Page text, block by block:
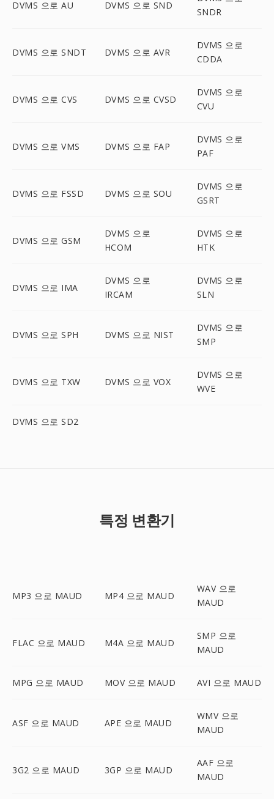
DVMS 으로 AU DVMS 으로 SND
SNDR
DVMS 으로 SNDT DVMS 으로 AVR
DVMS 으로
CDDA
DVMS 으로 CVS DVMS 으로 CVSD
DVMS 으로
CVU
DVMS 으로 VMS DVMS 으로 FAP
DVMS 으로
PAF
DVMS 으로 FSSD DVMS 으로 SOU
DVMS 으로
GSRT
DVMS 으로 GSM
DVMS 으로
HCOM
DVMS 으로
HTK
DVMS 으로 IMA
DVMS 으로
IRCAM
DVMS 으로
SLN
DVMS 으로 SPH DVMS 으로 NIST
DVMS 으로
SMP
DVMS 으로 TXW DVMS 으로 VOX
DVMS 으로
WVE
DVMS 으로 SD2
특정 변환기
MP3 으로 MAUD MP4 으로 MAUD
WAV 으로
MAUD
FLAC 으로 MAUD M4A 으로 MAUD
SMP 으로
MAUD
MPG 으로 MAUD MOV 으로 MAUD AVI 으로 MAUD
ASF 으로 MAUD APE 으로 MAUD
WMV 으로
MAUD
3G2 으로 MAUD 3GP 으로 MAUD
AAF 으로
MAUD